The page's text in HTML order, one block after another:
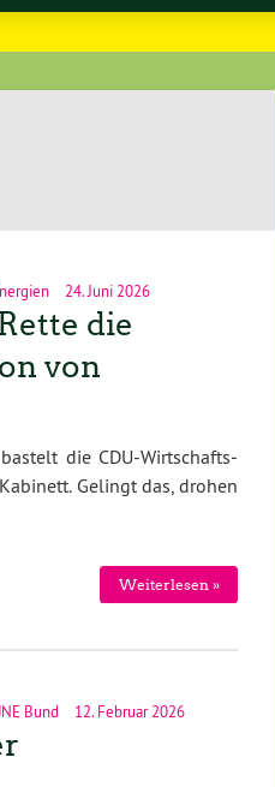
24. Juni 2026
die
von
die CDU-Wirtschafts­
Gelingt das, drohen
Weiterlesen »
Bund 12. Februar 2026